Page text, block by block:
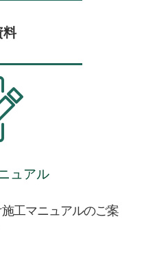
料
ュアル
工マニュアルのご案